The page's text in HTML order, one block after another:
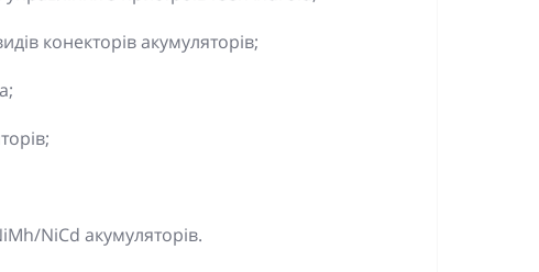
конекторів акумуляторів;
NiCd акумуляторів.